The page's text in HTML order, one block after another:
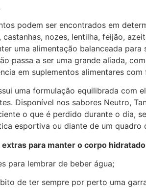
podem ser encontrados em
nozes, lentilha, feijão,
uma alimentação balanceada
passa a ser uma grande aliada,
em suplementos alimentares
uma formulação equilibrada com
Disponível nos sabores Neutro,
o que é perdido durante o dia,
esportiva ou diante de um quadro
extras para manter o corpo
para lembrar de beber água;
de ter sempre por perto uma